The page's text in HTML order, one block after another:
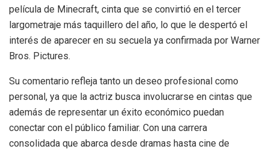
película de Minecraft, cinta que se convirtió en el tercer
largometraje más taquillero del año, lo que le despertó el
interés de aparecer en su secuela ya confirmada por Warner
Bros. Pictures.
Su comentario refleja tanto un deseo profesional como
personal, ya que la actriz busca involucrarse en cintas que
además de representar un éxito económico puedan
conectar con el público familiar. Con una carrera
consolidada que abarca desde dramas hasta cine de